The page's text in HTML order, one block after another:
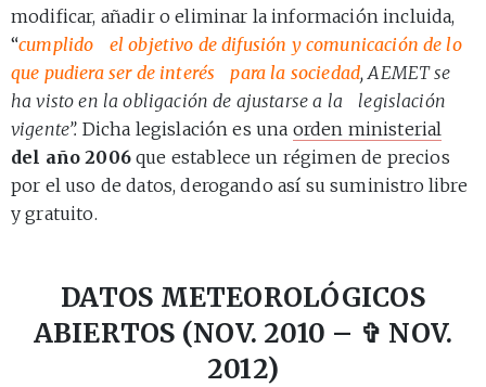
modificar, añadir o eliminar la información incluida,
“cumplido el objetivo de difusión y comunicación de lo
que pudiera ser de interés para la sociedad, AEMET se
ha visto en la obligación de ajustarse a la legislación
vigente”. Dicha legislación es una orden ministerial
del año 2006que establece un régimen de precios
por el uso de datos, derogando así su suministro libre
y gratuito.
DATOS METEOROLÓGICOS
ABIERTOS (NOV. 2010 – ✞ NOV.
2012)